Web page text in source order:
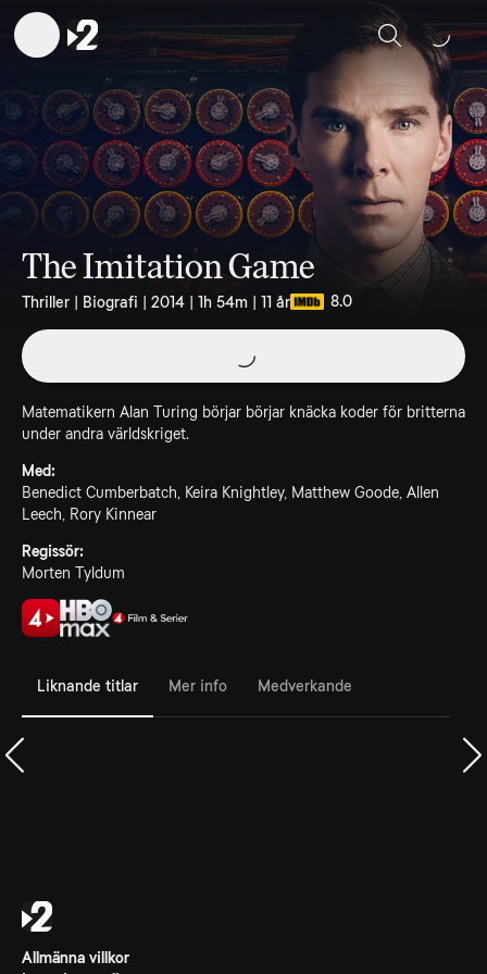
Sök
The Imitation Game
Thriller | Biografi | 2014 | 1h 54m | 11 år 8.0
Matematikern Alan Turing börjar börjar knäcka koder för britterna
under andra världskriget.
Med:
Benedict Cumberbatch, Keira Knightley, Matthew Goode, Allen
Leech, Rory Kinnear
Regissör:
Morten Tyldum
Liknande titlar Mer info Medverkande
Allmänna villkor